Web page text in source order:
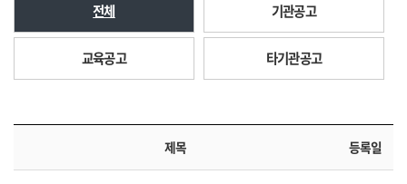
전체 기관공고
교육공고 타기관공고
제목 등록일